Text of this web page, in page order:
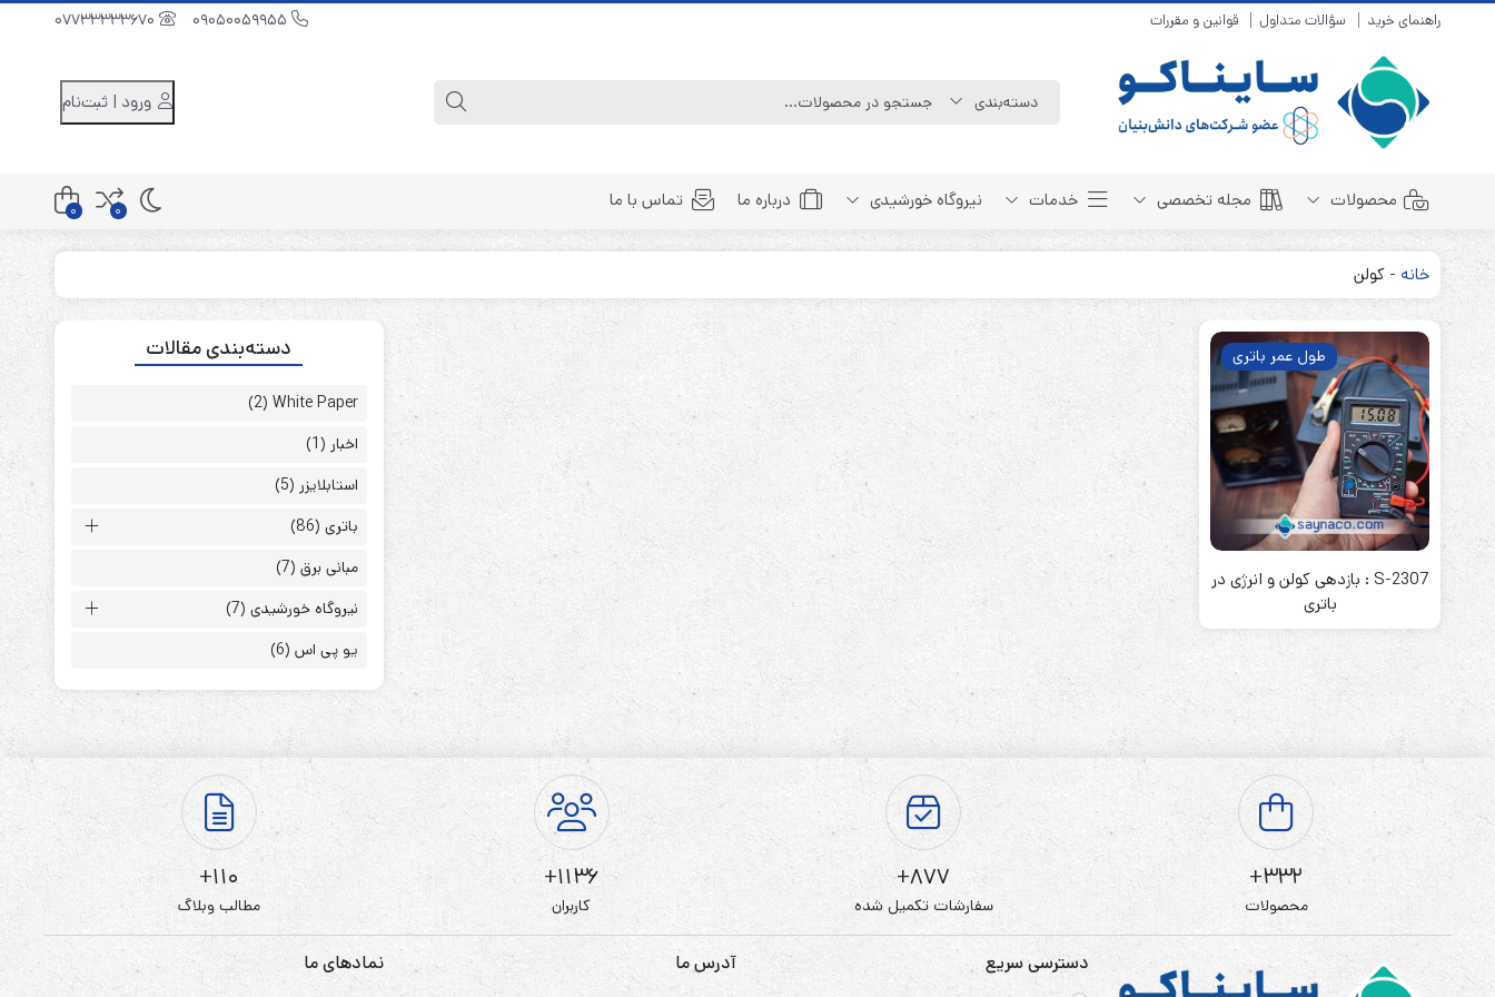
راهنمای خرید سؤالات متداول قوانین و مقررات
ورود | ثبت‌نام
محصولات
باتری سیلد لید اسید
باتری 4 ولت
باتری 6 ولت
باتری 12 ولت
باتری لیتیوم
باتری نیکل کادمیوم
باتری نیکل متال هیدرید
باتری آلکالاین
Line Interactive (Simulated Sine Wave)
Line Interactive (Pure Sine Wave)
Double Conversion (1:1)
Double Convertion (3:1)
Double Conversion (3:3)
کابینت باتری 48 ولت
کابینت باتری 96 ولت
کابینت باتری 240 ولت
سلاموند
موریسل
کینگ بت
یونیتکس پاور
STB
Prince
سروو موتوری
ZTY
ابزارهای مدیریت یوپی‌اس
تابلوی بای پس
ترانس ایزوله
مجله تخصصی
مبانی باتری
انواع باتری
تست و کنترل
طول عمر باتری
باتری هوشمند
بسته بندی و ایمنی
روش های شارژ
روش های تخلیه
خدمات نیروگاه خورشیدی درباره ما تماس با ما
0
0
خانه - کولن
طول عمر باتری
S-2307 : بازدهی کولن و انرژی در
باتری
دسته‌بندی مقالات
White Paper
(2)
اخبار (1)
استابلایزر (5)
باتری(86)
مبانی برق(7)
نیروگاه خورشیدی(7)
یو پی اس(6)
332+
محصولات
877+
سفارشات تکمیل شده
1136+
کاربران
110+
مطالب وبلاگ
دسترسی سریع آدرس ما نمادهای ما